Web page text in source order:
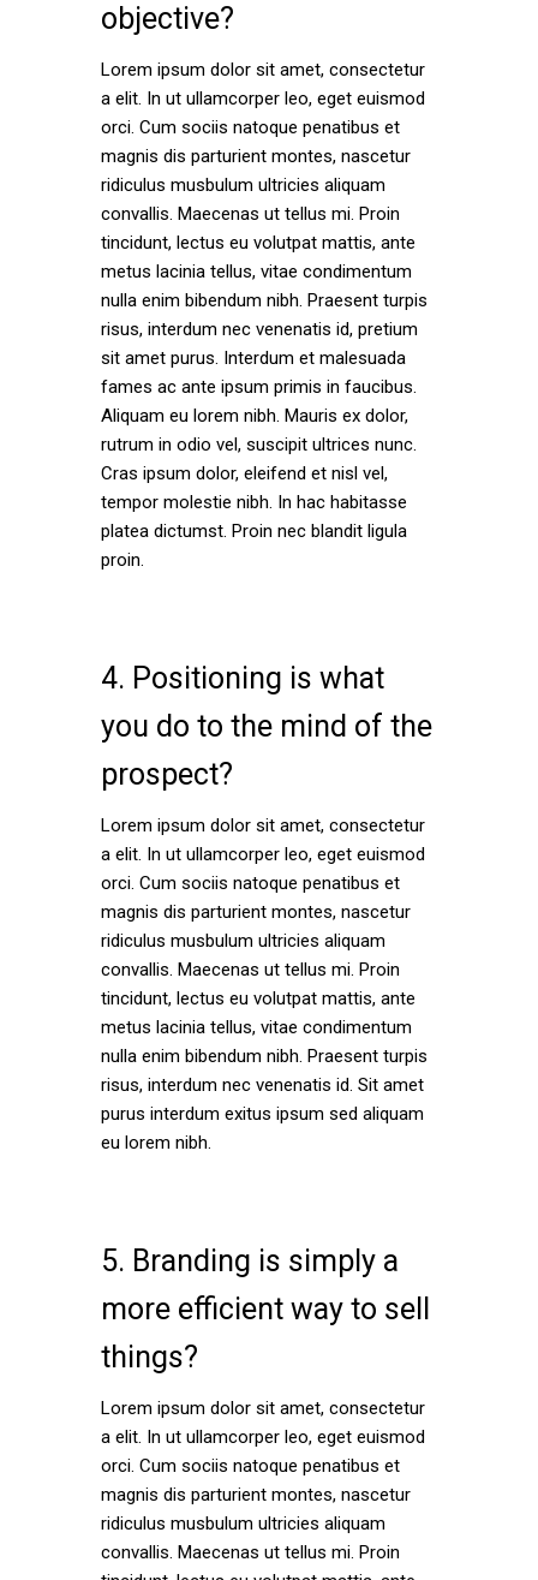
objective?
Lorem ipsum dolor sit amet, consectetur
a elit. In ut ullamcorper leo, eget euismod
orci. Cum sociis natoque penatibus et
magnis dis parturient montes, nascetur
ridiculus musbulum ultricies aliquam
convallis. Maecenas ut tellus mi. Proin
tincidunt, lectus eu volutpat mattis, ante
metus lacinia tellus, vitae condimentum
nulla enim bibendum nibh. Praesent turpis
risus, interdum nec venenatis id, pretium
sit amet purus. Interdum et malesuada
fames ac ante ipsum primis in faucibus.
Aliquam eu lorem nibh. Mauris ex dolor,
rutrum in odio vel, suscipit ultrices nunc.
Cras ipsum dolor, eleifend et nisl vel,
tempor molestie nibh. In hac habitasse
platea dictumst. Proin nec blandit ligula
proin.
4. Positioning is what
you do to the mind of the
prospect?
Lorem ipsum dolor sit amet, consectetur
a elit. In ut ullamcorper leo, eget euismod
orci. Cum sociis natoque penatibus et
magnis dis parturient montes, nascetur
ridiculus musbulum ultricies aliquam
convallis. Maecenas ut tellus mi. Proin
tincidunt, lectus eu volutpat mattis, ante
metus lacinia tellus, vitae condimentum
nulla enim bibendum nibh. Praesent turpis
risus, interdum nec venenatis id. Sit amet
purus interdum exitus ipsum sed aliquam
eu lorem nibh.
5. Branding is simply a
more efficient way to sell
things?
Lorem ipsum dolor sit amet, consectetur
a elit. In ut ullamcorper leo, eget euismod
orci. Cum sociis natoque penatibus et
magnis dis parturient montes, nascetur
ridiculus musbulum ultricies aliquam
convallis. Maecenas ut tellus mi. Proin